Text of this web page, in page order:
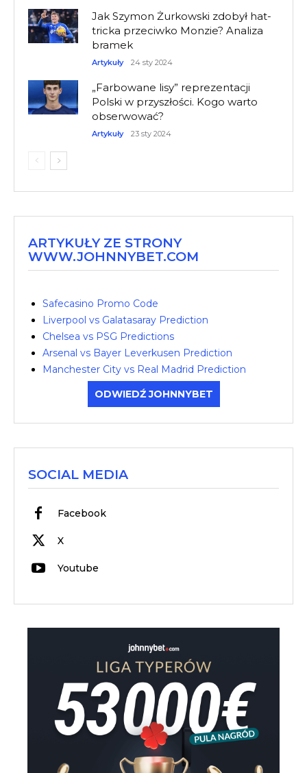
Jak Szymon Żurkowski zdobył hat-
tricka przeciwko Monzie? Analiza
bramek
Artykuły 24 sty 2024
„Farbowane lisy” reprezentacji
Polski w przyszłości. Kogo warto
obserwować?
Artykuły 23 sty 2024
ARTYKUŁY ZE STRONY
WWW.JOHNNYBET.COM
Safecasino Promo Code
Liverpool vs Galatasaray Prediction
Chelsea vs PSG Predictions
Arsenal vs Bayer Leverkusen Prediction
Manchester City vs Real Madrid Prediction
ODWIEDŹ JOHNNYBET
SOCIAL MEDIA
Facebook
X
Youtube